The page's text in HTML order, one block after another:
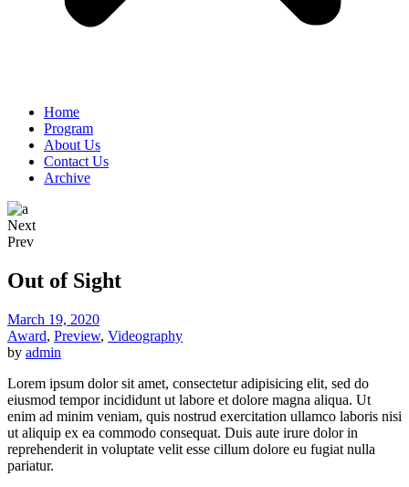
Home
Program
About Us
Contact Us
Archive
Next
Prev
Out of Sight
March 19, 2020
Award, Preview, Videography
by admin
Lorem ipsum dolor sit amet, consectetur adipisicing elit, sed do
eiusmod tempor incididunt ut labore et dolore magna aliqua. Ut
enim ad minim veniam, quis nostrud exercitation ullamco laboris nisi
ut aliquip ex ea commodo consequat. Duis aute irure dolor in
reprehenderit in voluptate velit esse cillum dolore eu fugiat nulla
pariatur.